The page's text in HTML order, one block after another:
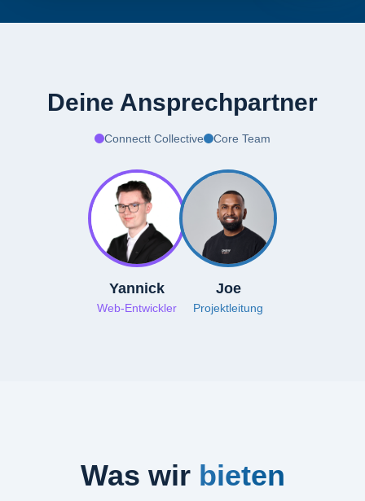
Deine Ansprechpartner
Connectt Collective Core Team
Yannick
Web-Entwickler
Joe
Projektleitung
Was wir bieten